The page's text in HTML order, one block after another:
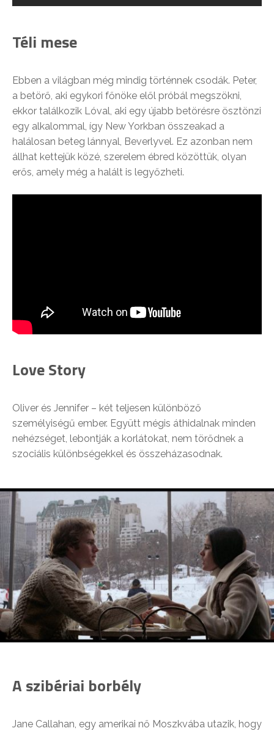
Téli mese
Ebben a világban még mindig történnek csodák. Peter,
a betörő, aki egykori főnöke elől próbál megszökni,
ekkor találkozik Lóval, aki egy újabb betörésre ösztönzi
egy alkalommal, így New Yorkban összeakad a
halálosan beteg lánnyal, Beverlyvel. Ez azonban nem
állhat kettejük közé, szerelem ébred közöttük, olyan
erős, amely még a halált is legyőzheti.
Love Story
Oliver és Jennifer – két teljesen különböző
személyiségű ember. Együtt mégis áthidalnak minden
nehézséget, lebontják a korlátokat, nem törődnek a
szociális különbségekkel és összeházasodnak.
A szibériai borbély
Jane Callahan, egy amerikai nő Moszkvába utazik, hogy